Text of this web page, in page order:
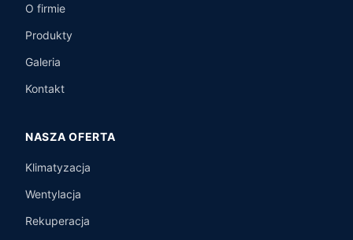
O firmie
Produkty
Galeria
Kontakt
NASZA OFERTA
Klimatyzacja
Wentylacja
Rekuperacja